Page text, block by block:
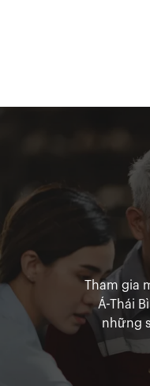
Tham gia
Á-Thái
những